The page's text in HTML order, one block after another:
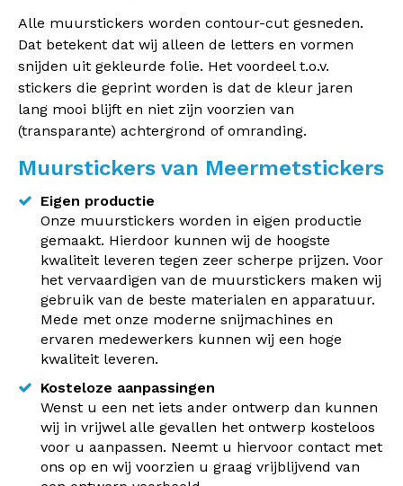
Alle muurstickers worden contour-cut gesneden.
Dat betekent dat wij alleen de letters en vormen
snijden uit gekleurde folie. Het voordeel t.o.v.
stickers die geprint worden is dat de kleur jaren
lang mooi blijft en niet zijn voorzien van
(transparante) achtergrond of omranding.
Muurstickers van Meermetstickers
Eigen productie
Onze muurstickers worden in eigen productie
gemaakt. Hierdoor kunnen wij de hoogste
kwaliteit leveren tegen zeer scherpe prijzen. Voor
het vervaardigen van de muurstickers maken wij
gebruik van de beste materialen en apparatuur.
Mede met onze moderne snijmachines en
ervaren medewerkers kunnen wij een hoge
kwaliteit leveren.
Kosteloze aanpassingen
Wenst u een net iets ander ontwerp dan kunnen
wij in vrijwel alle gevallen het ontwerp kosteloos
voor u aanpassen. Neemt u hiervoor contact met
ons op en wij voorzien u graag vrijblijvend van